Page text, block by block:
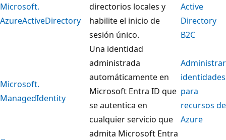
Microsoft.
AzureActiveDirectory
directorios locales y
habilite el inicio de
sesión único.
Active
Directory
B2C
Microsoft.
ManagedIdentity
Una identidad
administrada
automáticamente en
Microsoft Entra ID que
se autentica en
cualquier servicio que
admita Microsoft Entra
Administrar
identidades
para
recursos de
Azure